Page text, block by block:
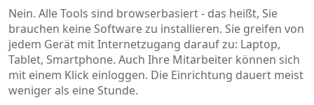
Nein. Alle Tools sind browserbasiert - das heißt, Sie
brauchen keine Software zu installieren. Sie greifen von
jedem Gerät mit Internetzugang darauf zu: Laptop,
Tablet, Smartphone. Auch Ihre Mitarbeiter können sich
mit einem Klick einloggen. Die Einrichtung dauert meist
weniger als eine Stunde.